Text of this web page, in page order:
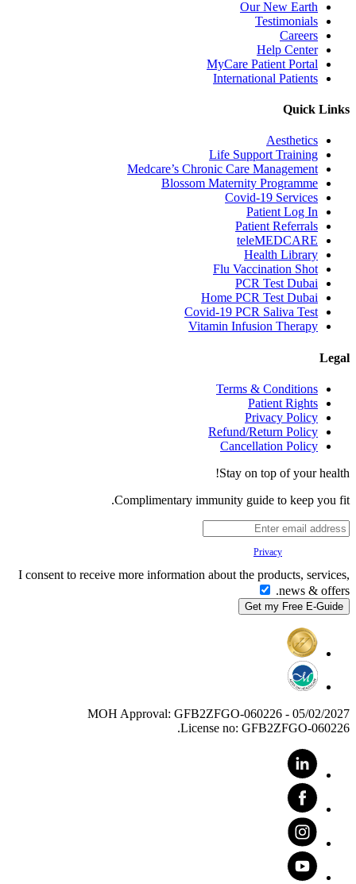
Our New Earth
Testimonials
Careers
Help Center
MyCare Patient Portal
International Patients
Quick Links
Aesthetics
Life Support Training
Medcare’s Chronic Care Management
Blossom Maternity Programme
Covid-19 Services
Patient Log In
Patient Referrals
teleMEDCARE
Health Library
Flu Vaccination Shot
PCR Test Dubai
Home PCR Test Dubai
Covid-19 PCR Saliva Test
Vitamin Infusion Therapy
Legal
Terms & Conditions
Patient Rights
Privacy Policy
Refund/Return Policy
Cancellation Policy
Stay on top of your health!
Complimentary immunity guide to keep you fit.
Privacy
I consent to receive more information about the products, services,
news & offers.
MOH Approval: GFB2ZFGO-060226 - 05/02/2027
License no: GFB2ZFGO-060226.